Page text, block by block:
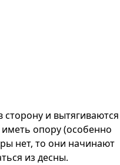
и вытягиваются
опору (особенно
нет, то они начинают
из десны.